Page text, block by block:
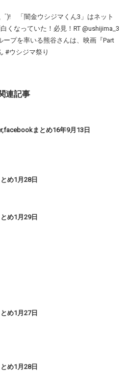
)! 「闇金ウシジマくん3」はネット
くなっていた！必見！RT @ushijima_3
ープを率いる熊谷さんは、映画『Part
#ウシジマ祭り
連記事
まとめ16年9月13日
め1月28日
め1月29日
め1月27日
め1月28日